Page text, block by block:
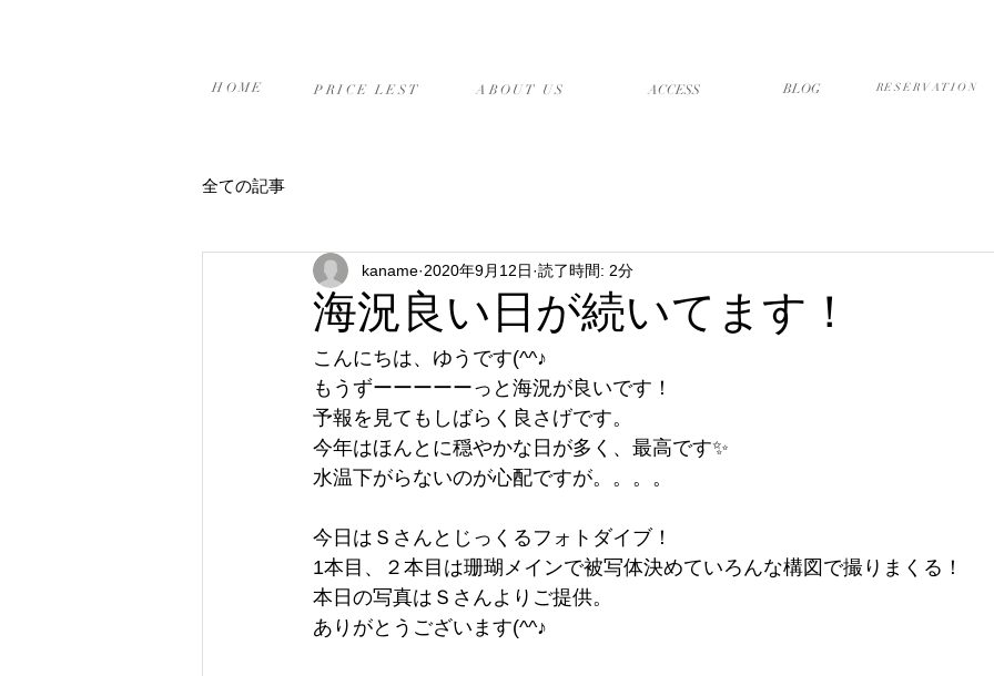
HOME PRICE LEST ABOUT US ​ACCESS BLOG RESERVATION
全ての記事
海況良い日が続いてます！
kaname 2020年9月12日 読了時間: 2分
こんにちは、ゆうです(^^♪
もうずーーーーーっと海況が良いです！
予報を見てもしばらく良さげです。
今年はほんとに穏やかな日が多く、最高です✨
水温下がらないのが心配ですが。。。。
今日はＳさんとじっくるフォトダイブ！
1本目、２本目は珊瑚メインで被写体決めていろんな構図で撮りまくる！
本日の写真はＳさんよりご提供。
ありがとうございます(^^♪